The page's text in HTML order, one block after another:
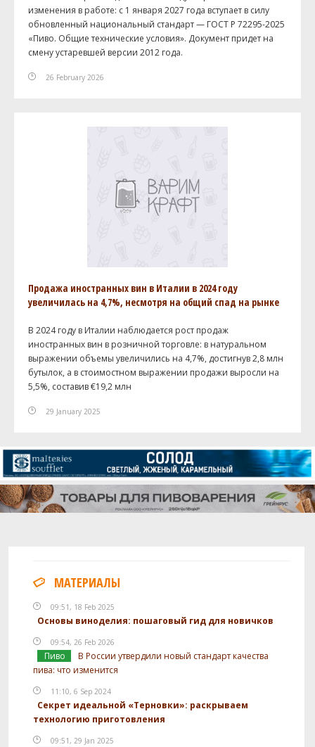
изменения в работе: с 1 января 2027 года вступает в силу
обновленный национальный стандарт — ГОСТ Р 72295-2025
«Пиво. Общие технические условия». Документ придет на
смену устаревшей версии 2012 года.
26 February 2026
Продажа иностранных вин в Италии в 2024 году
увеличилась на 4,7%, несмотря на общий спад на рынке
В 2024 году в Италии наблюдается рост продаж
иностранных вин в розничной торговле: в натуральном
выражении объемы увеличились на 4,7%, достигнув 2,8 млн
бутылок, а в стоимостном выражении продажи выросли на
5,5%, составив €19,2 млн
29 January 2025
МАТЕРИАЛЫ
09:51, 18 Feb 2025
Основы виноделия: пошаговый гид для новичков
09:54, 26 Feb 2026
Пиво
В России утвердили новый стандарт качества
пива: что изменится
11:10, 6 Sep 2024
Секрет идеальной «Терновки»: раскрываем
технологию приготовления
09:51, 29 Jan 2025